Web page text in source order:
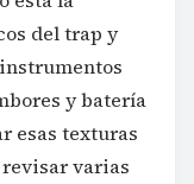
del trap y
y batería
esas texturas
varias